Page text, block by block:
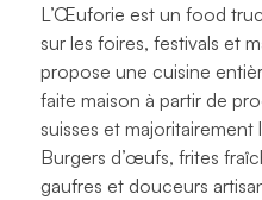
L’Œuforie est un food
sur les foires, festivals et
propose une cuisine
faite maison à partir de
suisses et majoritairement
Burgers d’œufs, frites
gaufres et douceurs